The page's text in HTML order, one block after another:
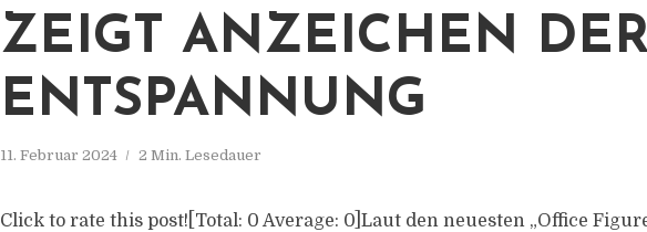
ZEIGT ANZEICHEN
ENTSPANNUNG
11. Februar 2024 2 Min. Lesedauer
Click to rate this post![Total: 0 Average: 0]Laut den neuesten „Office